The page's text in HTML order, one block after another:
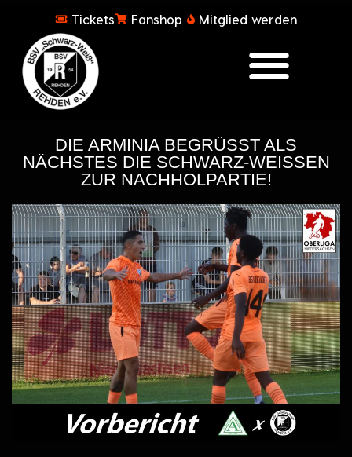
Tickets Fanshop Mitglied werden
DIE ARMINIA BEGRÜSST ALS N
ÄCHSTES DIE SCHWARZ-WEISSEN ZU
R NACHHOLPARTIE!